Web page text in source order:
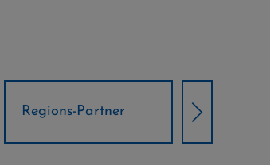
Örtliche Weltcup-
Partner
Klima